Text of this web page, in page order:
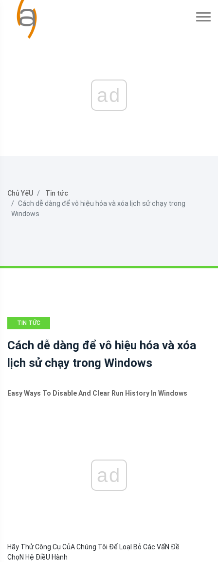
ad
Chủ YếU
Tin tức
Cách dễ dàng để vô hiệu hóa và xóa lịch sử chạy trong
Windows
TIN TỨC
Cách dễ dàng để vô hiệu hóa và xóa
lịch sử chạy trong Windows
Easy Ways To Disable And Clear Run History In Windows
ad
Hãy Thử Công Cụ CủA Chúng Tôi Để LoạI Bỏ Các VấN Đề
ChọN Hệ ĐiềU Hành